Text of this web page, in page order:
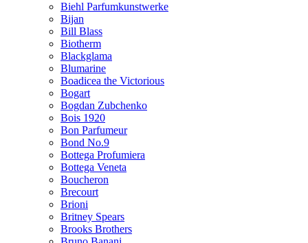
Biehl Parfumkunstwerke
Bijan
Bill Blass
Biotherm
Blackglama
Blumarine
Boadicea the Victorious
Bogart
Bogdan Zubchenko
Bois 1920
Bon Parfumeur
Bond No.9
Bottega Profumiera
Bottega Veneta
Boucheron
Brecourt
Brioni
Britney Spears
Brooks Brothers